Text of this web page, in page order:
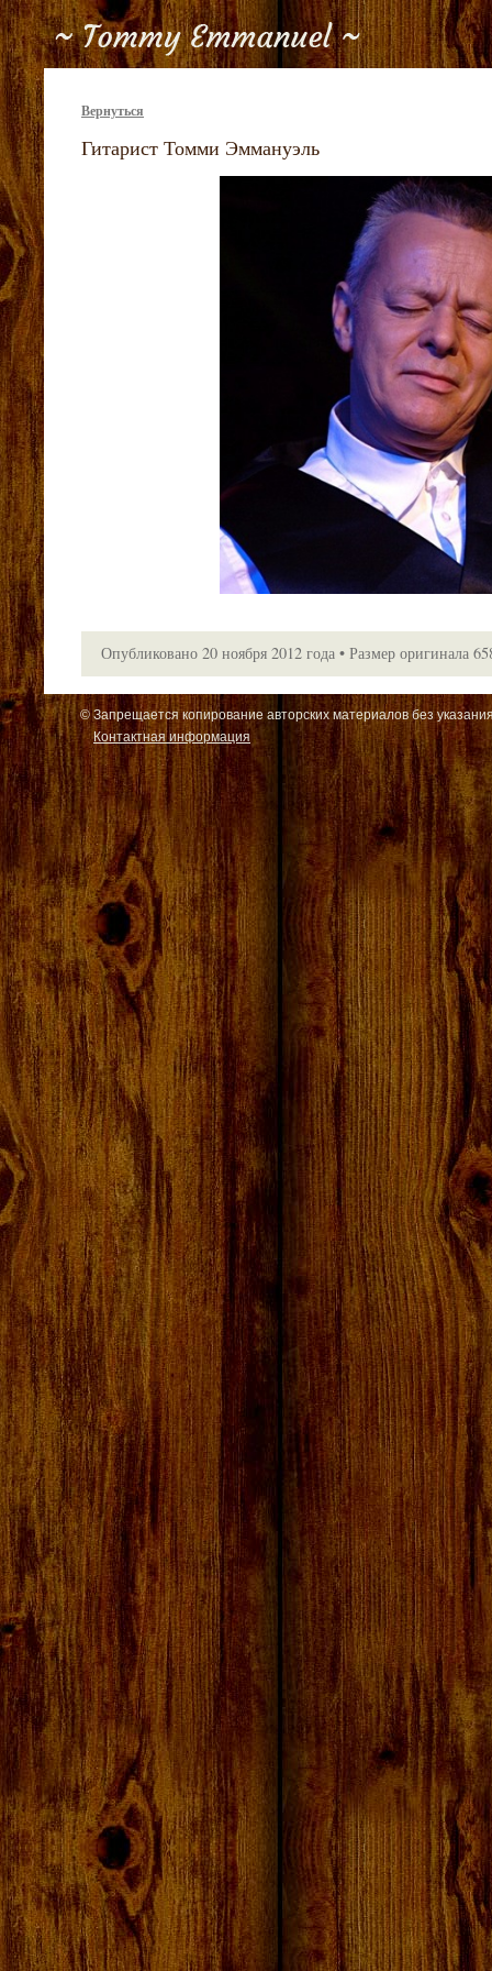
Вернуться
Гитарист Томми Эммануэль
Опубликовано 20 ноября 2012 года • Размер оригинала
© Запрещается копирование авторских материалов без
Контактная информация